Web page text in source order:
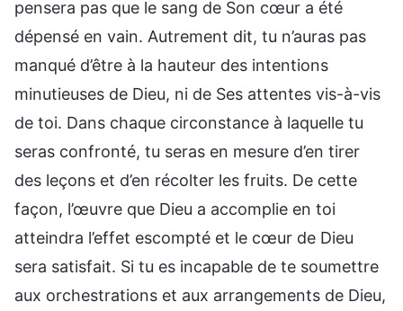
pensera pas que le sang de Son cœur a été
dépensé en vain. Autrement dit, tu n’auras pas
manqué d’être à la hauteur des intentions
minutieuses de Dieu, ni de Ses attentes vis-à-vis
de toi. Dans chaque circonstance à laquelle tu
seras confronté, tu seras en mesure d’en tirer
des leçons et d’en récolter les fruits. De cette
façon, l’œuvre que Dieu a accomplie en toi
atteindra l’effet escompté et le cœur de Dieu
sera satisfait. Si tu es incapable de te soumettre
aux orchestrations et aux arrangements de Dieu,